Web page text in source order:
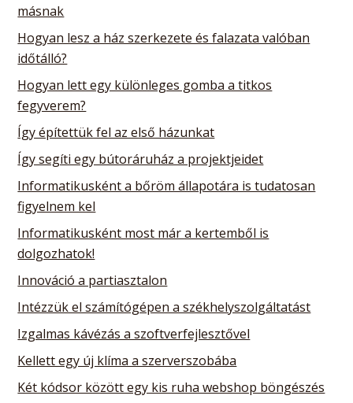
másnak
Hogyan lesz a ház szerkezete és falazata valóban
időtálló?
Hogyan lett egy különleges gomba a titkos
fegyverem?
Így építettük fel az első házunkat
Így segíti egy bútoráruház a projektjeidet
Informatikusként a bőröm állapotára is tudatosan
figyelnem kel
Informatikusként most már a kertemből is
dolgozhatok!
Innováció a partiasztalon
Intézzük el számítógépen a székhelyszolgáltatást
Izgalmas kávézás a szoftverfejlesztővel
Kellett egy új klíma a szerverszobába
Két kódsor között egy kis ruha webshop böngészés